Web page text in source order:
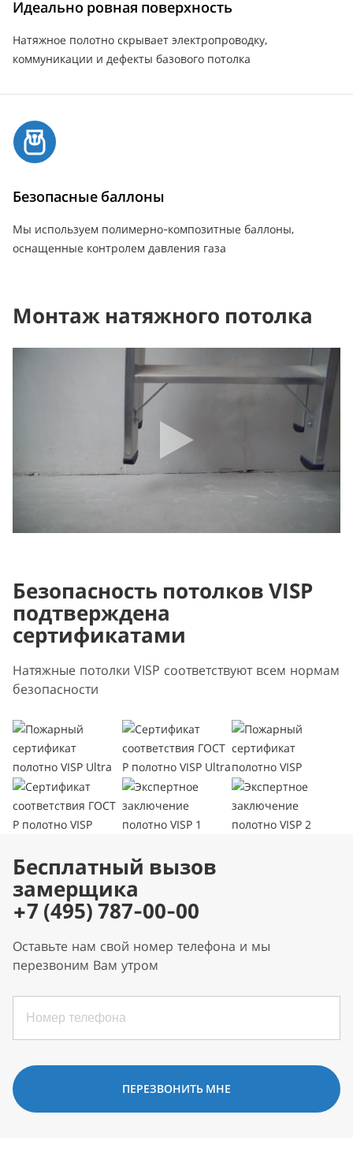
Идеально ровная поверхность
Натяжное полотно скрывает электропроводку,
коммуникации и дефекты базового потолка
Безопасные баллоны
Мы используем полимерно-композитные баллоны,
оснащенные контролем давления газа
Монтаж натяжного потолка
Безопасность потолков VISP
подтверждена
сертификатами
Натяжные потолки VISP соответствуют всем нормам
безопасности
Бесплатный вызов
замерщика
+7 (495) 787-00-00
Оставьте нам свой номер телефона и мы
перезвоним Вам утром
ПЕРЕЗВОНИТЬ МНЕ